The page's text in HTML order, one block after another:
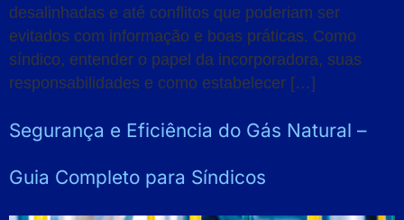
desalinhadas e até conflitos que poderiam ser
evitados com informação e boas práticas. Como
síndico, entender o papel da incorporadora, suas
responsabilidades e como estabelecer […]
Segurança e Eficiência do Gás Natural –
Guia Completo para Síndicos